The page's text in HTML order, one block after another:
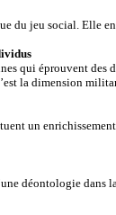
du jeu social. Elle
qui éprouvent
la dimension
un
déontologie